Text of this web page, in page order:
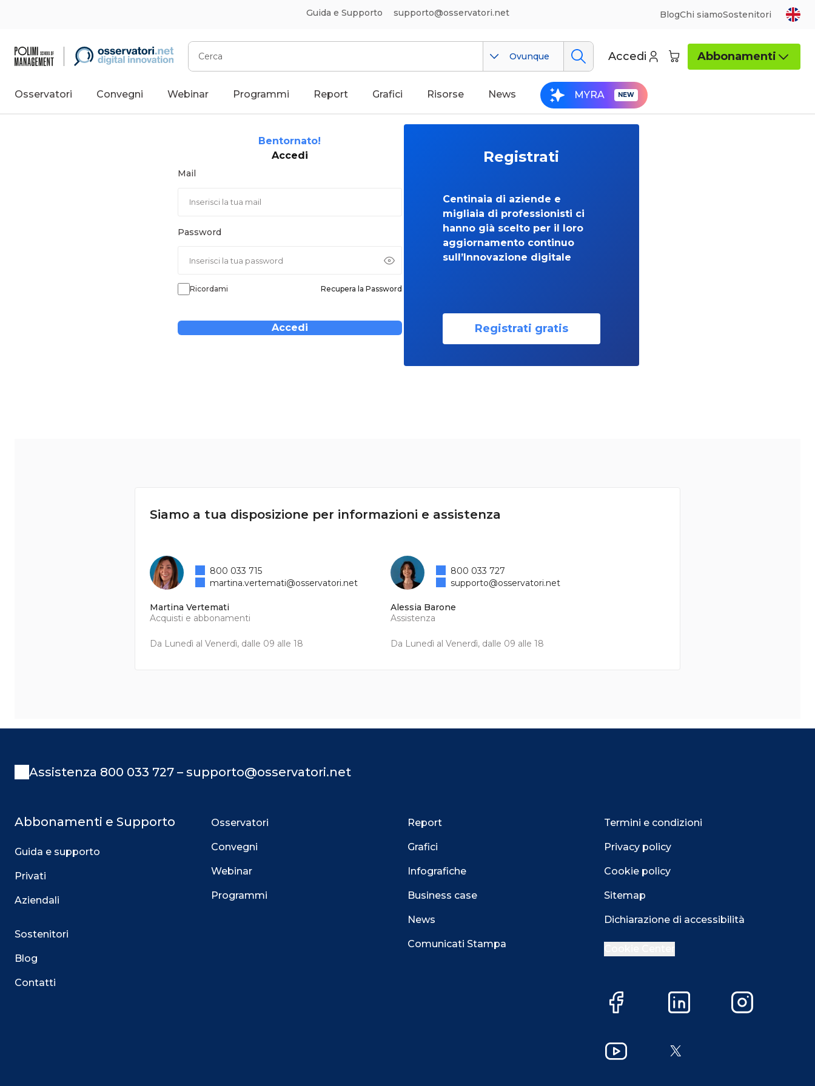
Guida e Supporto supporto@osservatori.net BlogChi siamoSostenitori
Cerca
Ovunque Accedi Abbonamenti
Osservatori Convegni Webinar Programmi Report Grafici Risorse News MYRA
Bentornato!
Accedi
Mail
Password
Ricordami Recupera la Password
Accedi
Registrati
Centinaia di aziende e
migliaia di professionisti ci
hanno già scelto per il loro
aggiornamento continuo
sull’Innovazione digitale
Registrati gratis
Siamo a tua disposizione per informazioni e assistenza
Martina Vertemati
Acquisti e abbonamenti
Da Lunedì al Venerdì, dalle 09 alle 18
800 033 715
martina.vertemati@osservatori.net
Alessia Barone
Assistenza
Da Lunedì al Venerdì, dalle 09 alle 18
800 033 727
supporto@osservatori.net
Assistenza 800 033 727 – supporto@osservatori.net
Abbonamenti e Supporto
Guida e supporto
Privati
Aziendali
Sostenitori
Blog
Contatti
Osservatori
Convegni
Webinar
Programmi
Report
Grafici
Infografiche
Business case
News
Comunicati Stampa
Termini e condizioni
Privacy policy
Cookie policy
Sitemap
Dichiarazione di accessibilità
Facebook LinkedIn Instagram
YouTube X
Accetta Più opzioni